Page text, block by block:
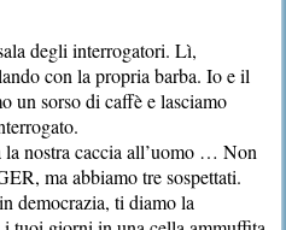
degli interrogatori. Lì,
con la propria barba. Io e il
un sorso di caffè e lasciamo
nostra caccia all’uomo … Non
ma abbiamo tre sospettati.
democrazia, ti diamo la